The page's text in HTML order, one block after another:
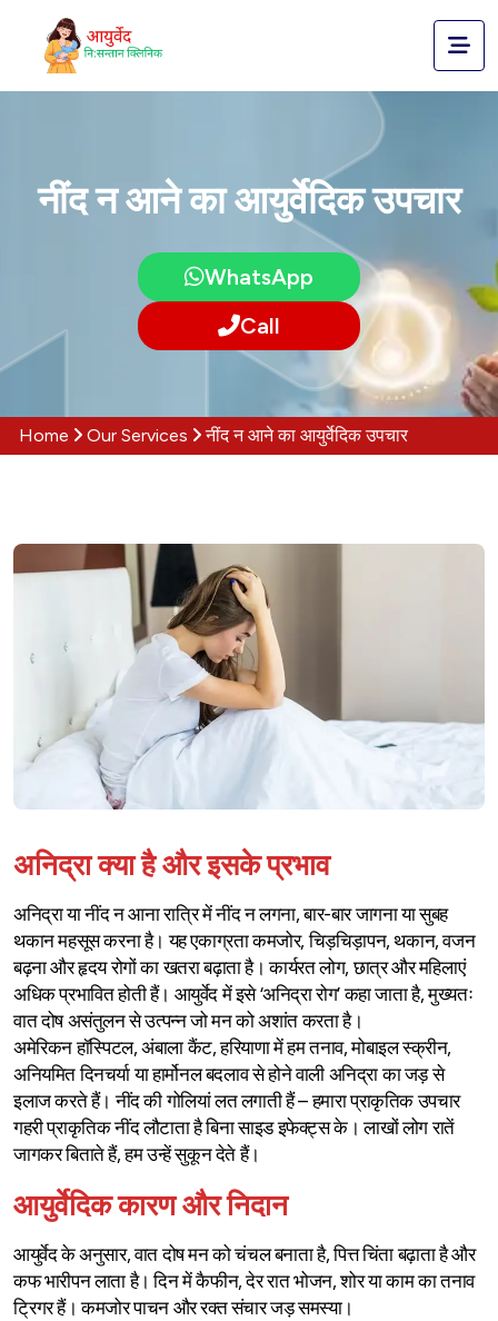
नींद न आने का आयुर्वेदिक उपचार
WhatsApp
Call
Home Our Services नींद न आने का आयुर्वेदिक उपचार
अनिद्रा क्या है और इसके प्रभाव
अनिद्रा या नींद न आना रात्रि में नींद न लगना, बार-बार जागना या सुबह
थकान महसूस करना है। यह एकाग्रता कमजोर, चिड़चिड़ापन, थकान, वजन
बढ़ना और हृदय रोगों का खतरा बढ़ाता है। कार्यरत लोग, छात्र और महिलाएं
अधिक प्रभावित होती हैं। आयुर्वेद में इसे ‘अनिद्रा रोग’ कहा जाता है, मुख्यतः
वात दोष असंतुलन से उत्पन्न जो मन को अशांत करता है।
अमेरिकन हॉस्पिटल, अंबाला कैंट, हरियाणा में हम तनाव, मोबाइल स्क्रीन,
अनियमित दिनचर्या या हार्मोनल बदलाव से होने वाली अनिद्रा का जड़ से
इलाज करते हैं। नींद की गोलियां लत लगाती हैं – हमारा प्राकृतिक उपचार
गहरी प्राकृतिक नींद लौटाता है बिना साइड इफेक्ट्स के। लाखों लोग रातें
जागकर बिताते हैं, हम उन्हें सुकून देते हैं।
आयुर्वेदिक कारण और निदान
आयुर्वेद के अनुसार, वात दोष मन को चंचल बनाता है, पित्त चिंता बढ़ाता है और
कफ भारीपन लाता है। दिन में कैफीन, देर रात भोजन, शोर या काम का तनाव
ट्रिगर हैं। कमजोर पाचन और रक्त संचार जड़ समस्या।